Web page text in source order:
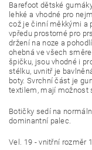
Barefoot dětské
lehké a vhodné pro
což je činní měkkými a
vpředu prostorné pro
držení na noze a
ohebná ve všech
špičku, jsou vhodné i
stélku, uvnitř je
boty. Svrchní část je
textilem, mají možnost
Botičky sedí na
dominantní palec.
Vel. 19 - vnitřní rozměr